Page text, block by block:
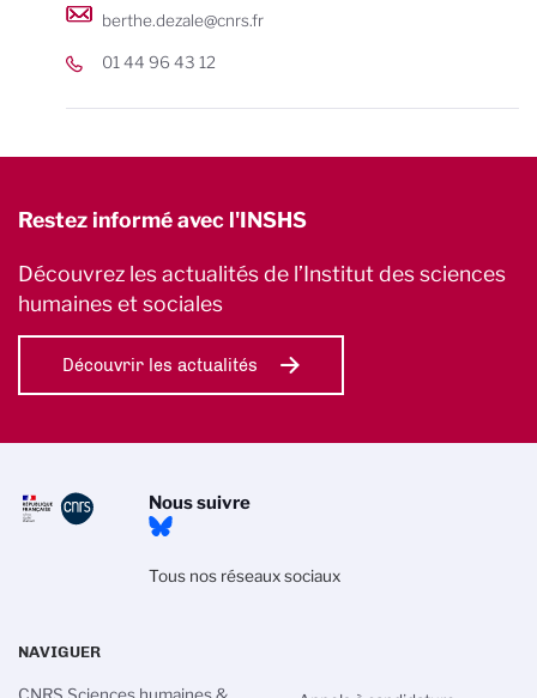
berthe.dezale@cnrs.fr
01 44 96 43 12
Restez informé avec l'INSHS
Découvrez les actualités de l’Institut des sciences
humaines et sociales
Découvrir les actualités
Nous suivre
Tous nos réseaux sociaux
NAVIGUER